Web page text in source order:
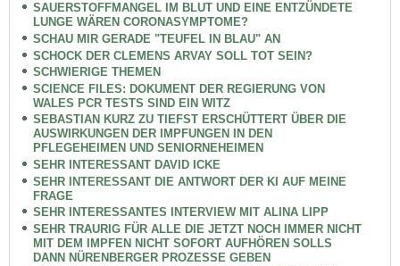
SAUERSTOFFMANGEL IM BLUT UND EINE ENTZÜNDETE
LUNGE WÄREN CORONASYMPTOME?
SCHAU MIR GERADE "TEUFEL IN BLAU" AN
SCHOCK DER CLEMENS ARVAY SOLL TOT SEIN?
SCHWIERIGE THEMEN
SCIENCE FILES: DOKUMENT DER REGIERUNG VON
WALES PCR TESTS SIND EIN WITZ
SEBASTIAN KURZ ZU TIEFST ERSCHÜTTERT ÜBER DIE
AUSWIRKUNGEN DER IMPFUNGEN IN DEN
PFLEGEHEIMEN UND SENIORNEHEIMEN
SEHR INTERESSANT DAVID ICKE
SEHR INTERESSANT DIE ANTWORT DER KI AUF MEINE
FRAGE
SEHR INTERESSANTES INTERVIEW MIT ALINA LIPP
SEHR TRAURIG FÜR ALLE DIE JETZT NOCH IMMER NICHT
MIT DEM IMPFEN NICHT SOFORT AUFHÖREN SOLLS
DANN NÜRENBERGER PROZESSE GEBEN